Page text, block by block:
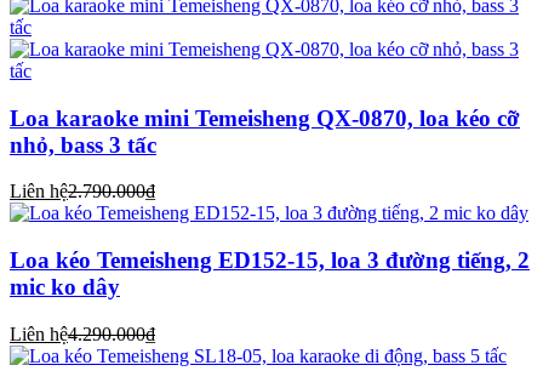
Loa karaoke mini Temeisheng QX-0870, loa kéo cỡ
nhỏ, bass 3 tấc
Liên hệ2.790.000₫
Loa kéo Temeisheng ED152-15, loa 3 đường tiếng, 2
mic ko dây
Liên hệ4.290.000₫